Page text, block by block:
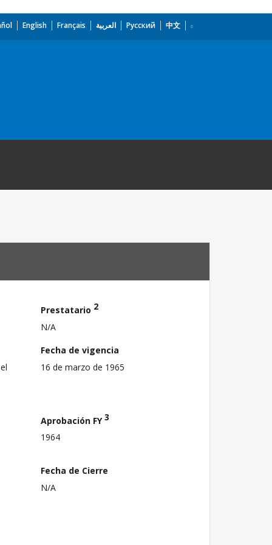
English Français العربية Русский 中文
Prestatario 2
N/A
Fecha de vigencia
16 de marzo de 1965
Aprobación FY3
1964
Fecha de Cierre
N/A